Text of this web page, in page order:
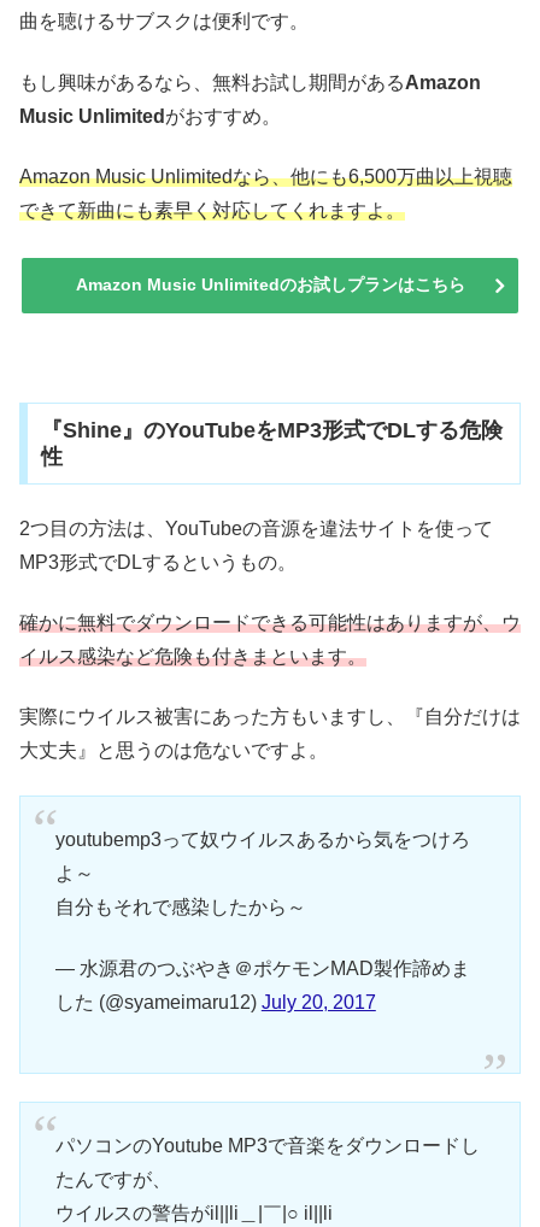
曲を聴けるサブスクは便利です。
もし興味があるなら、無料お試し期間があるAmazon
Music Unlimited がおすすめ。
Amazon Music Unlimitedなら、他にも6,500万曲以上視聴
できて新曲にも素早く対応してくれますよ。
Amazon Music Unlimitedのお試しプランはこちら
『Shine』のYouTubeをMP3形式でDLする危険
性
2つ目の方法は、YouTubeの音源を違法サイトを使って
MP3形式でDLするというもの。
確かに無料でダウンロードできる可能性はありますが、ウ
イルス感染など危険も付きまといます。
実際にウイルス被害にあった方もいますし、『自分だけは
大丈夫』と思うのは危ないですよ。
youtubemp3って奴ウイルスあるから気をつけろ
よ～
自分もそれで感染したから～
— 水源君のつぶやき＠ポケモンMAD製作諦めま
した (@syameimaru12) July 20, 2017
パソコンのYoutube MP3で音楽をダウンロードし
たんですが、
ウイルスの警告がil||li＿|￣|○ il||li